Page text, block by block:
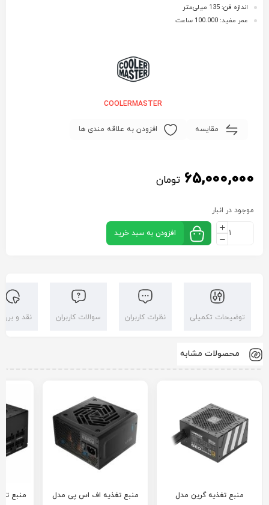
اندازه فن: 135 میلی‌متر
عمر مفید: 100.000 ساعت
COOLERMASTER
مقایسه افزودن به علاقه مندی ها
65,000,000 تومان
موجود در انبار
افزودن به سبد خرید
توضیحات تکمیلی نظرات کاربران سوالات کاربران نقد و
محصولات مشابه
منبع تغذیه گرین مدل
منبع تغذیه اف اس پی مدل
منبع